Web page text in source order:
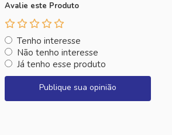
Avalie este Produto
Tenho interesse
Não tenho interesse
Já tenho esse produto
Publique sua opinião